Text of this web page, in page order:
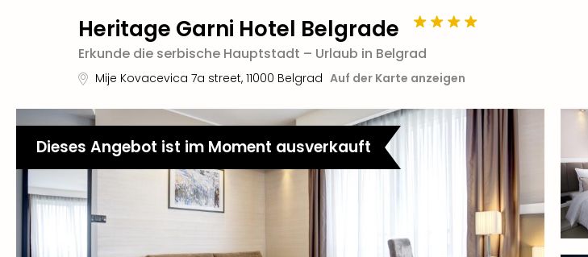
Heritage Garni Hotel Belgrade
Erkunde die serbische Hauptstadt – Urlaub in Belgrad
Mije Kovacevica 7a street, 11000 Belgrad Auf der Karte anzeigen
Dieses Angebot ist im Moment ausverkauft